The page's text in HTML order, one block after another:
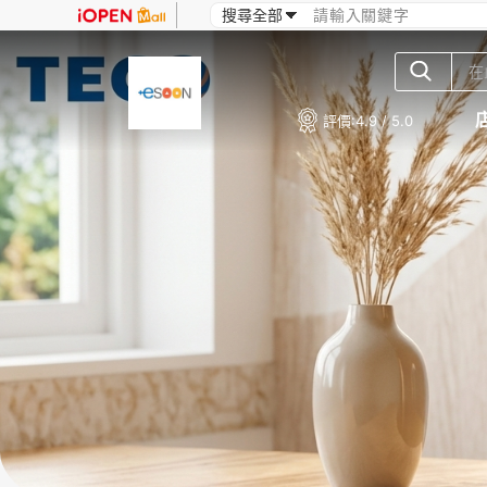
評價:4.9 / 5.0